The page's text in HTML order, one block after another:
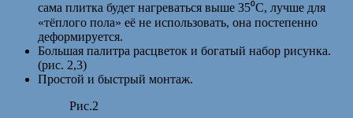
сама плитка будет нагреваться выше 35⁰С, лучше для
«тёплого пола» её не использовать, она постепенно
деформируется.
Большая палитра расцветок и богатый набор рисунка.
(рис. 2,3)
Простой и быстрый монтаж.
Рис.2